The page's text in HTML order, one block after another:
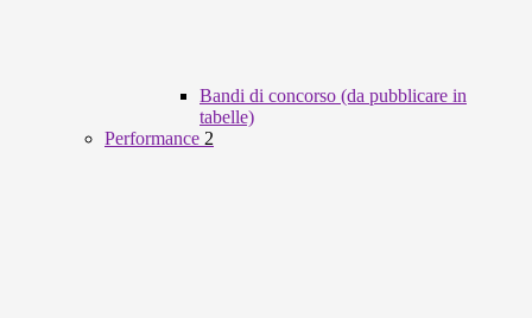
Bandi di concorso (da pubblicare in
tabelle)
Performance 2